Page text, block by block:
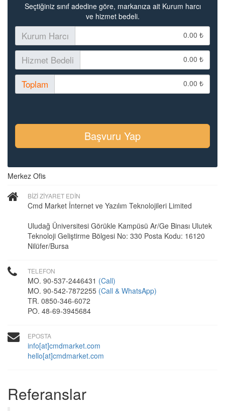
Seçtiğiniz sınıf adedine göre, markanıza ait Kurum harcı
ve hizmet bedeli.
Kurum Harcı 0.00
Hizmet Bedeli 0.00
Toplam 0.00
Başvuru Yap
Merkez Ofis
BİZİ ZİYARET EDİN
Cmd Market İnternet ve Yazılım Teknolojileri Limited
Uludağ Üniversitesi Görükle Kampüsü Ar/Ge Binası Ulutek
Teknoloji Geliştirme Bölgesi No: 330 Posta Kodu: 16120
Nilüfer/Bursa
TELEFON
MO. 90-537-2446431 (Call)
MO. 90-542-7872255 (Call & WhatsApp)
TR. 0850-346-6072
PO. 48-69-3945684
EPOSTA
info[at]cmdmarket.com
hello[at]cmdmarket.com
Referanslar